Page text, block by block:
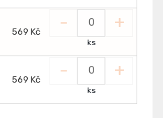
569 Kč - +
ks
569 Kč - +
ks